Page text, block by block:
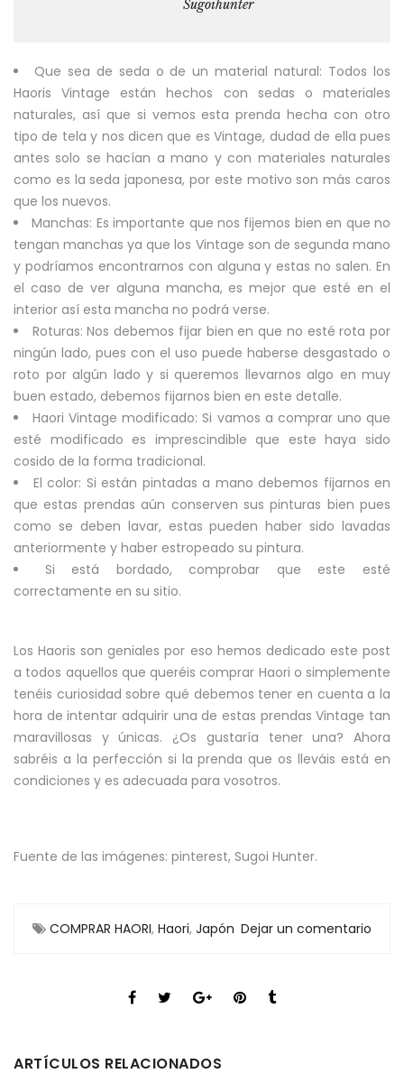
Sugoihunter
Que sea de seda o de un material natural: Todos los
Haoris Vintage están hechos con sedas o materiales
naturales, así que si vemos esta prenda hecha con otro
tipo de tela y nos dicen que es Vintage, dudad de ella pues
antes solo se hacían a mano y con materiales naturales
como es la seda japonesa, por este motivo son más caros
que los nuevos.
Manchas: Es importante que nos fijemos bien en que no
tengan manchas ya que los Vintage son de segunda mano
y podríamos encontrarnos con alguna y estas no salen. En
el caso de ver alguna mancha, es mejor que esté en el
interior así esta mancha no podrá verse.
Roturas: Nos debemos fijar bien en que no esté rota por
ningún lado, pues con el uso puede haberse desgastado o
roto por algún lado y si queremos llevarnos algo en muy
buen estado, debemos fijarnos bien en este detalle.
Haori Vintage modificado: Si vamos a comprar uno que
esté modificado es imprescindible que este haya sido
cosido de la forma tradicional.
El color: Si están pintadas a mano debemos fijarnos en
que estas prendas aún conserven sus pinturas bien pues
como se deben lavar, estas pueden haber sido lavadas
anteriormente y haber estropeado su pintura.
Si está bordado, comprobar que este esté
correctamente en su sitio.
Los Haoris son geniales por eso hemos dedicado este post
a todos aquellos que queréis comprar Haori o simplemente
tenéis curiosidad sobre qué debemos tener en cuenta a la
hora de intentar adquirir una de estas prendas Vintage tan
maravillosas y únicas. ¿Os gustaría tener una? Ahora
sabréis a la perfección si la prenda que os lleváis está en
condiciones y es adecuada para vosotros.
Fuente de las imágenes: pinterest, Sugoi Hunter.
COMPRAR HAORI, Haori, Japón Dejar un comentario
ARTÍCULOS RELACIONADOS